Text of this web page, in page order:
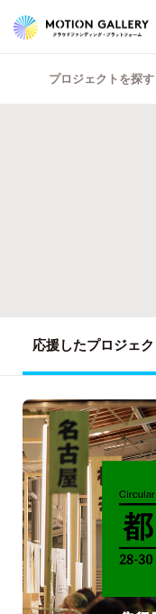
プロジェクトを探す
応援したプロジェク